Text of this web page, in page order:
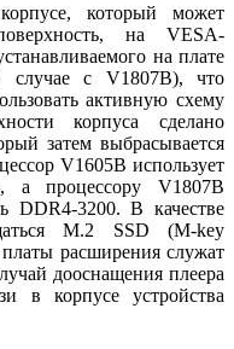
который может
на VESA-
на плате
случае с V1807B), что
активную схему
корпуса сделано
затем выбрасывается
V1605B использует
а процессору V1807B
DDR4-3200. В качестве
M.2 SSD (M-key
расширения служат
дооснащения плеера
в корпусе устройства